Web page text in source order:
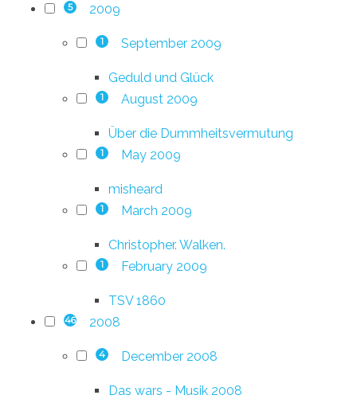
5 2009
1 September 2009
Geduld und Glück
1 August 2009
Über die Dummheitsvermutung
1 May 2009
misheard
1 March 2009
Christopher. Walken.
1 February 2009
TSV 1860
46 2008
4 December 2008
Das wars - Musik 2008